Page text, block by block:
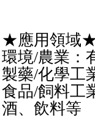
★應用領域
環境/農業：
製藥/化學工
食品/飼料工
酒、飲料等